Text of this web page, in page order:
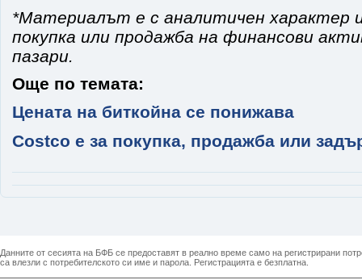
*Материалът е с аналитичен характер
покупка или продажба на финансови
пазари.
Още по темата:
Цената на биткойна се понижава
Costco е за покупка, продажба или
Данните от сесията на БФБ се предоставят в реално време само на регистрирани
са влезли с потребителското си име и парола. Регистрацията е безплатна.